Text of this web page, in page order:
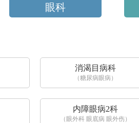
眼科
消渴目病科
（糖尿病眼病）
内障眼病2科
（眼外科 眼底病 眼外伤）